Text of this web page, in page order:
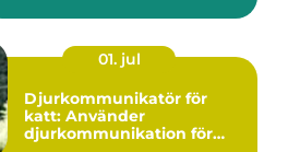
01. jul
Djurkommunikatör för
katt: Använder
djurkommunikation för